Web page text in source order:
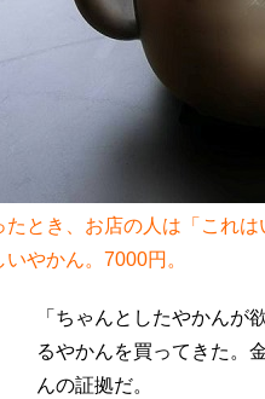
たとき、お店の人は「これ
やかん。7000円。
「ちゃんとしたやかんが
るやかんを買ってきた。
んの証拠だ。